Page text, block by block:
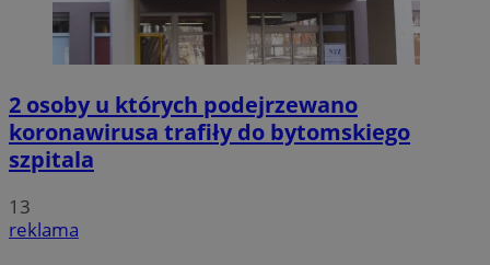
2 osoby u których podejrzewano
koronawirusa trafiły do bytomskiego
szpitala
13
reklama